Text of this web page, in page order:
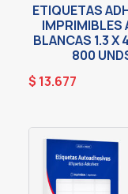
ETIQUETAS
IMPRIMIBLES
BLANCAS 1.3 X
800
$ 13.677